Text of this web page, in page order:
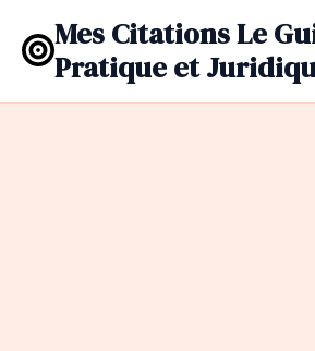
contenu
Mes Citations Le
Pratique et